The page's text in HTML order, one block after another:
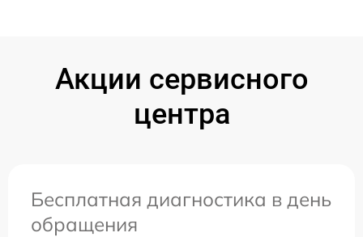
Акции сервисного
центра
Бесплатная диагностика в день
обращения